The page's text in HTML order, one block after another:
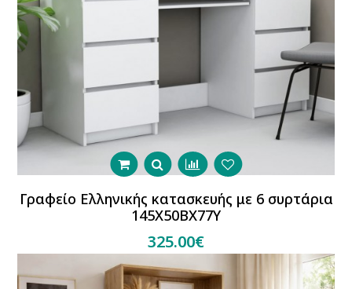
Γραφείο Ελληνικής κατασκευής με 6 συρτάρια
145Χ50ΒΧ77Υ
325.00€